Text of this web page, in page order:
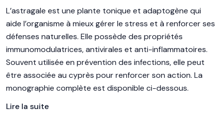
L’astragale est une plante tonique et adaptogène qui
aide l’organisme à mieux gérer le stress et à renforcer ses
défenses naturelles. Elle possède des propriétés
immunomodulatrices, antivirales et anti-inflammatoires.
Souvent utilisée en prévention des infections, elle peut
être associée au cyprès pour renforcer son action. La
monographie complète est disponible ci-dessous.
Lire la suite